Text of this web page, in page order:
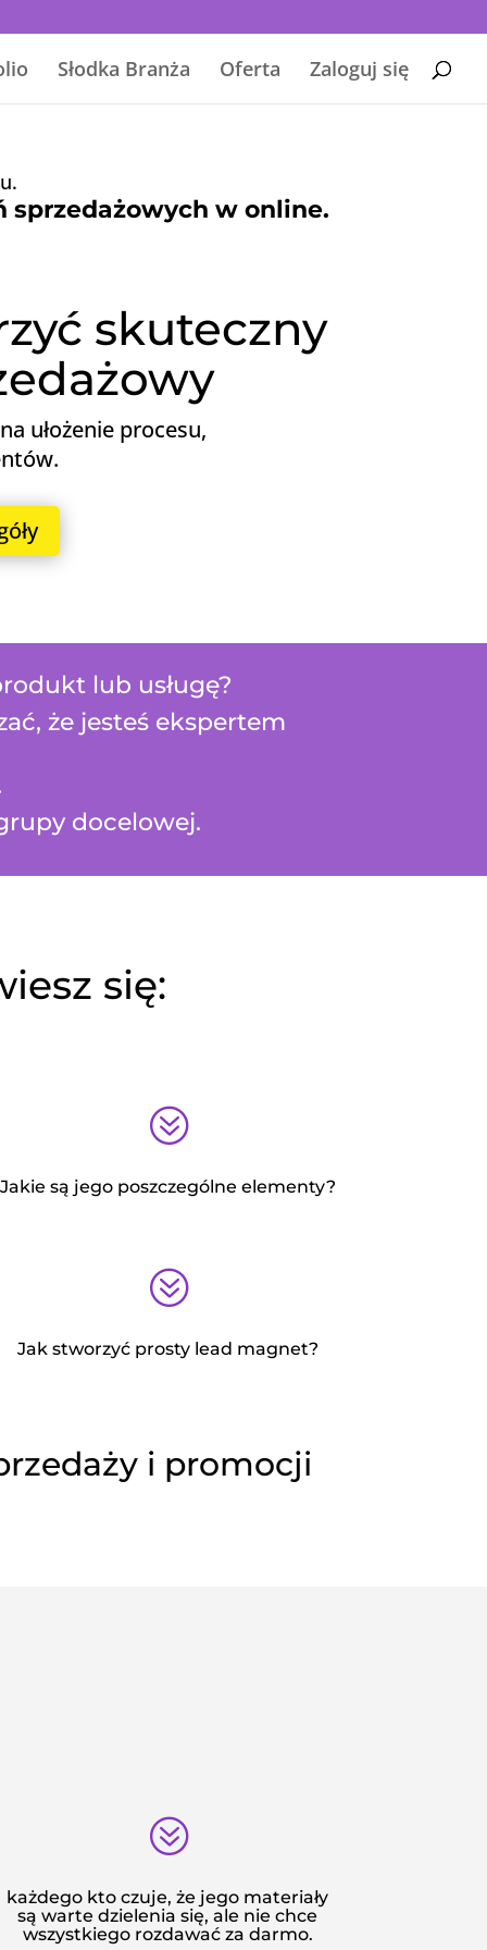
Słodka Branża Oferta Zaloguj się
sprzedażowych w online.
skuteczny
ułożenie procesu,
lub usługę?
że jesteś ekspertem
docelowej.
się:
?
Jakie są jego poszczególne elementy?
?
Jak stworzyć prosty lead magnet?
i promocji
?
każdego kto czuje, że jego materiały
są warte dzielenia się, ale nie chce
wszystkiego rozdawać za darmo.